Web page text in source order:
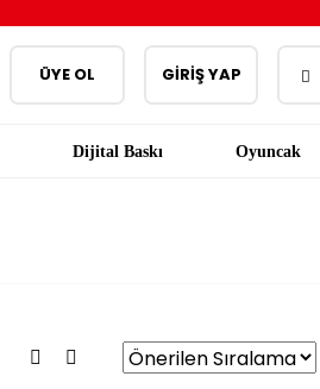
ÜYE OL GİRİŞ YAP
Dijital Baskı Oyuncak